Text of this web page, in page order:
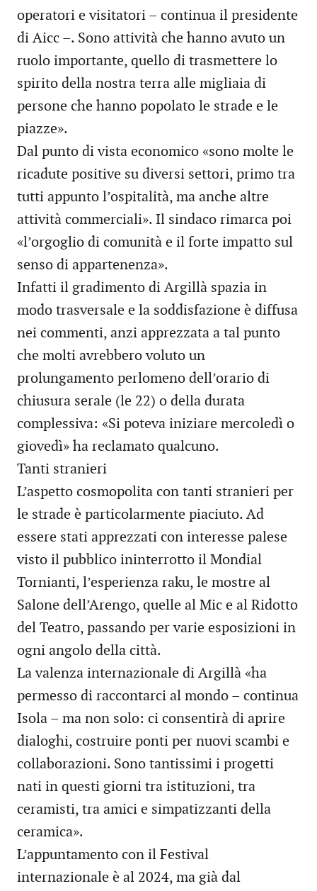
operatori e visitatori – continua il presidente
di Aicc –. Sono attività che hanno avuto un
ruolo importante, quello di trasmettere lo
spirito della nostra terra alle migliaia di
persone che hanno popolato le strade e le
piazze».
Dal punto di vista economico «sono molte le
ricadute positive su diversi settori, primo tra
tutti appunto l’ospitalità, ma anche altre
attività commerciali». Il sindaco rimarca poi
«l’orgoglio di comunità e il forte impatto sul
senso di appartenenza».
Infatti il gradimento di Argillà spazia in
modo trasversale e la soddisfazione è diffusa
nei commenti, anzi apprezzata a tal punto
che molti avrebbero voluto un
prolungamento perlomeno dell’orario di
chiusura serale (le 22) o della durata
complessiva: «Si poteva iniziare mercoledì o
giovedì» ha reclamato qualcuno.
Tanti stranieri
L’aspetto cosmopolita con tanti stranieri per
le strade è particolarmente piaciuto. Ad
essere stati apprezzati con interesse palese
visto il pubblico ininterrotto il Mondial
Tornianti, l’esperienza raku, le mostre al
Salone dell’Arengo, quelle al Mic e al Ridotto
del Teatro, passando per varie esposizioni in
ogni angolo della città.
La valenza internazionale di Argillà «ha
permesso di raccontarci al mondo – continua
Isola – ma non solo: ci consentirà di aprire
dialoghi, costruire ponti per nuovi scambi e
collaborazioni. Sono tantissimi i progetti
nati in questi giorni tra istituzioni, tra
ceramisti, tra amici e simpatizzanti della
ceramica».
L’appuntamento con il Festival
internazionale è al 2024, ma già dal